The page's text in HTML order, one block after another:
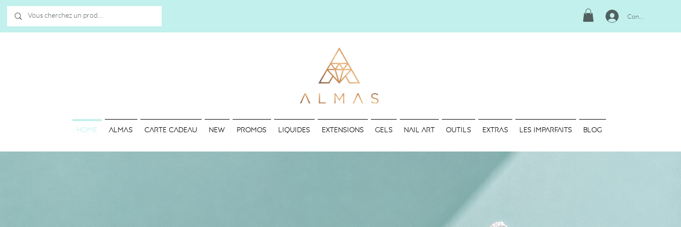
Connexion
HOME ALMAS Carte cadeau NEW PROMOS LIQUIDES EXTENSIONS GELS NAIL ART OUTILS EXTRAS LES IMPARFAITS Blog